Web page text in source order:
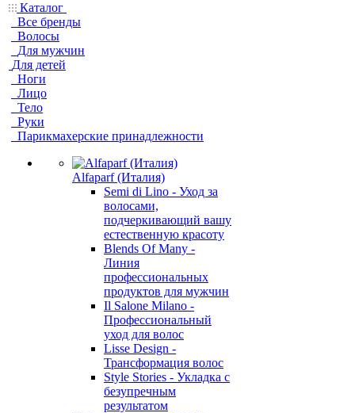
Каталог
Все бренды
Волосы
Для мужчин
Для детей
Ноги
Лицо
Тело
Руки
Парикмахерские принадлежности
Alfaparf (Италия)
Semi di Lino - Уход за
волосами,
подчеркивающий вашу
естественную красоту
Blends Of Many -
Линия
профессиональных
продуктов для мужчин
Il Salone Milano -
Профессиональный
уход для волос
Lisse Design -
Трансформация волос
Style Stories - Укладка с
безупречным
результатом